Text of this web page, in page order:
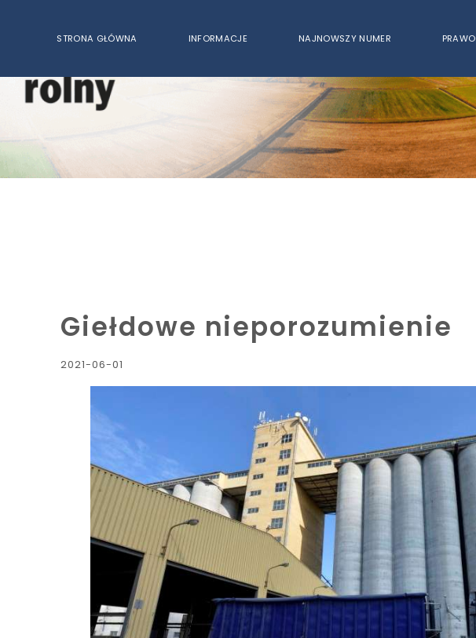
STRONA GŁÓWNA INFORMACJE NAJNOWSZY NUMER PRAWO
Giełdowe nieporozumienie
2021-06-01